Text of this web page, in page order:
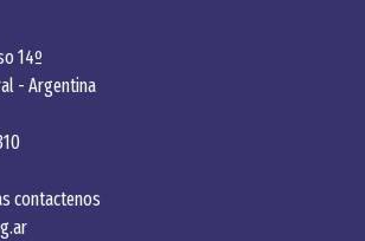
14º
- Argentina
contactenos